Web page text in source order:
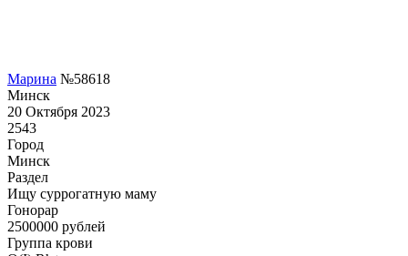
Марина №58618
Минск
20 Октября 2023
2543
Город
Минск
Раздел
Ищу суррогатную маму
Гонoрар
2500000 рублей
Группа крови